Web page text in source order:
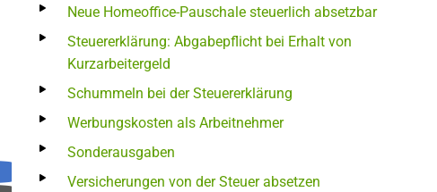
Neue Homeoffice-Pauschale steuerlich absetzbar
Steuererklärung: Abgabepflicht bei Erhalt von
Kurzarbeitergeld
Schummeln bei der Steuererklärung
Werbungskosten als Arbeitnehmer
Sonderausgaben
Versicherungen von der Steuer absetzen